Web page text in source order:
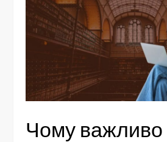
Чому важливо